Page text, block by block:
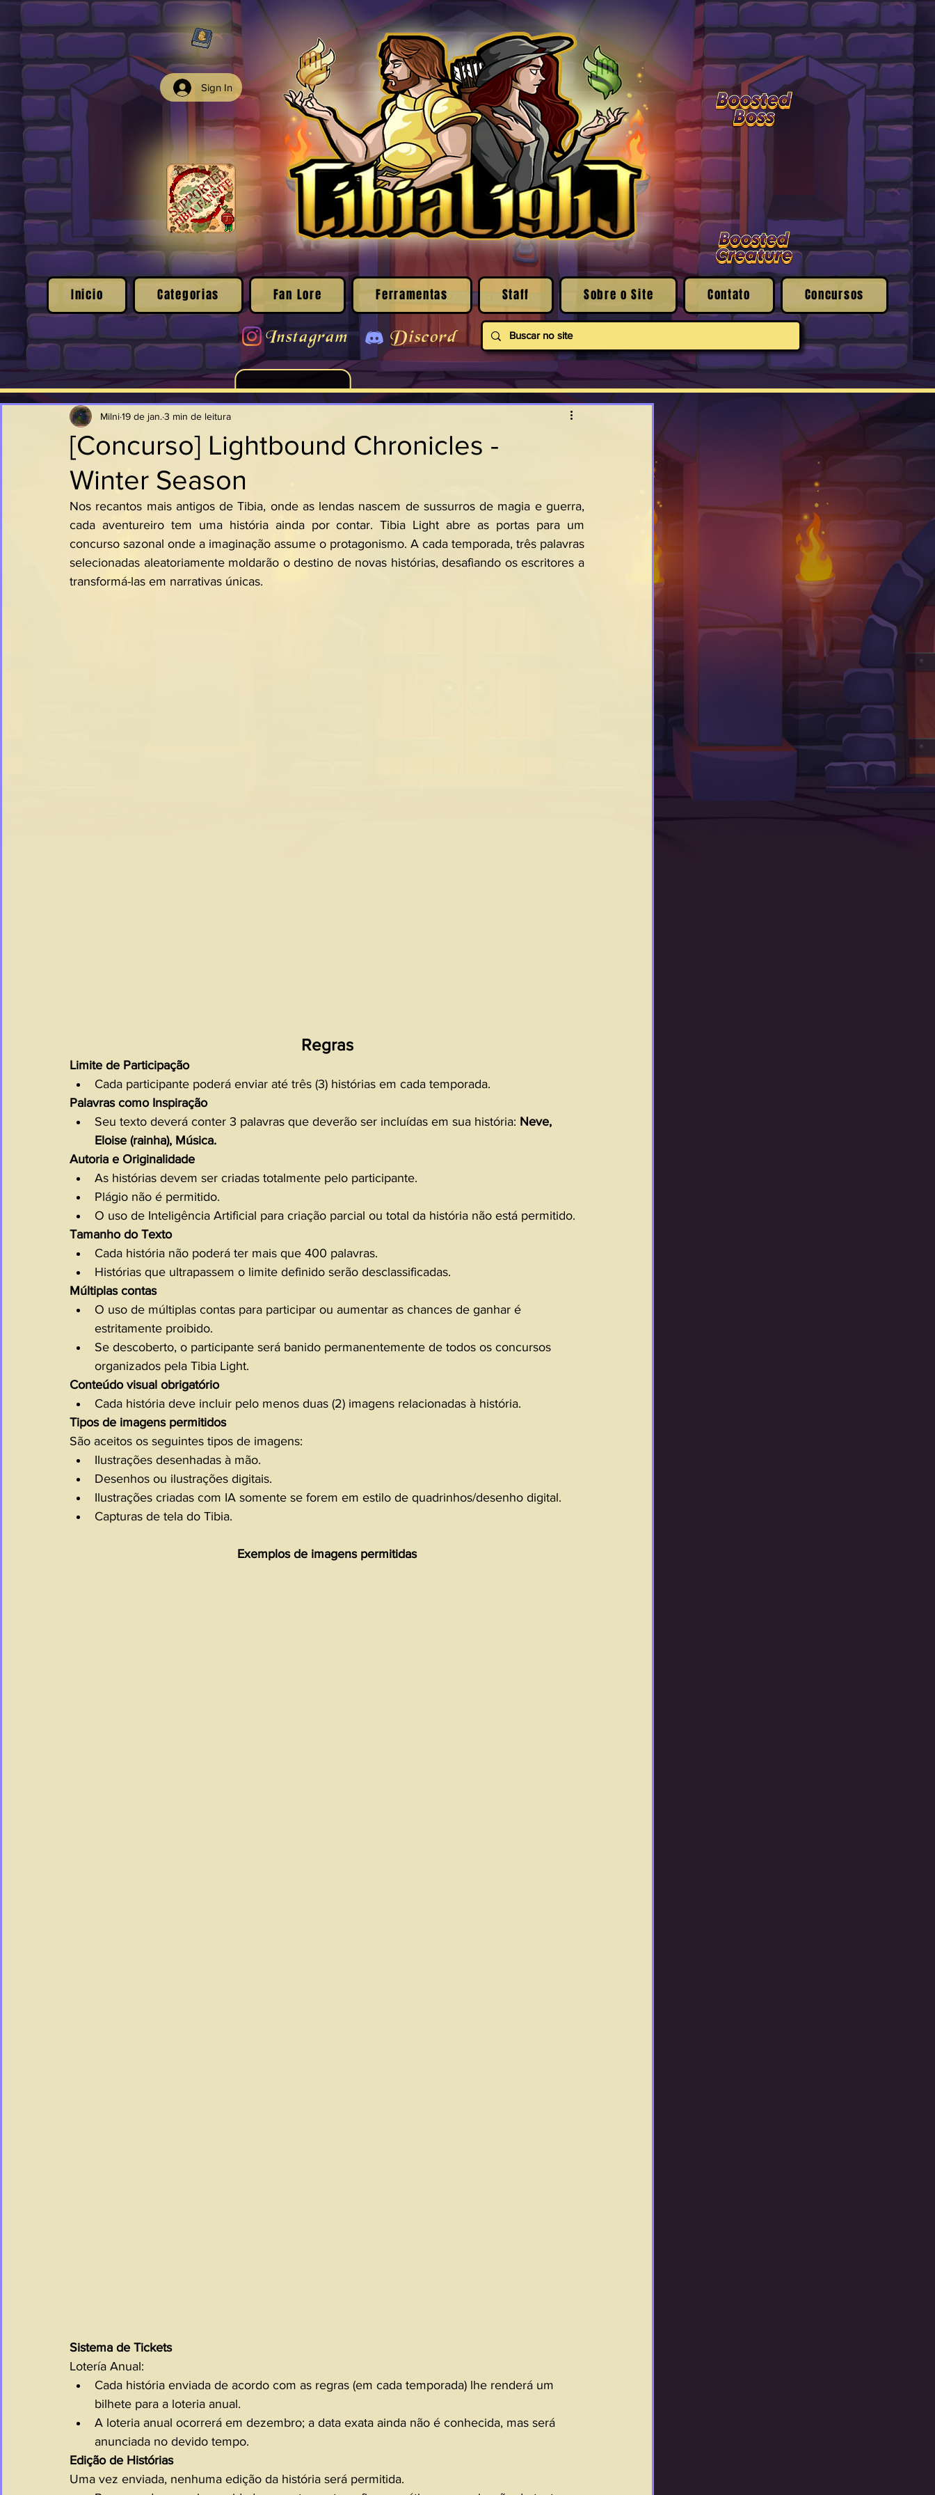
Sign In
Inicio Categorias Fan Lore Ferramentas Staff Sobre o Site Contato Concursos
Instagram Discord
[Concurso] Lightbound Chronicles -
Winter Season
Milni19 de jan. 3 min de leitura
Nos recantos mais antigos de Tibia, onde as lendas nascem de sussurros de magia e guerra,
cada aventureiro tem uma história ainda por contar. Tibia Light abre as portas para um
concurso sazonal onde a imaginação assume o protagonismo. A cada temporada, três palavras
selecionadas aleatoriamente moldarão o destino de novas histórias, desafiando os escritores a
transformá-las em narrativas únicas.
Regras
Limite de Participação
Cada participante poderá enviar até três (3) histórias em cada temporada.
Palavras como Inspiração
Seu texto deverá conter 3 palavras que deverão ser incluídas em sua história: Neve,
Eloise (rainha), Música.
Autoria e Originalidade
As histórias devem ser criadas totalmente pelo participante.
Plágio não é permitido.
O uso de Inteligência Artificial para criação parcial ou total da história não está permitido.
Tamanho do Texto
Cada história não poderá ter mais que 400 palavras.
Histórias que ultrapassem o limite definido serão desclassificadas.
Múltiplas contas
O uso de múltiplas contas para participar ou aumentar as chances de ganhar é
estritamente proibido.
Se descoberto, o participante será banido permanentemente de todos os concursos
organizados pela Tibia Light.
Conteúdo visual obrigatório
Cada história deve incluir pelo menos duas (2) imagens relacionadas à história.
Tipos de imagens permitidos
São aceitos os seguintes tipos de imagens:
Ilustrações desenhadas à mão.
Desenhos ou ilustrações digitais.
Ilustrações criadas com IA somente se forem em estilo de quadrinhos/desenho digital.
Capturas de tela do Tibia.
Exemplos de imagens permitidas
Sistema de Tickets
Lotería Anual:
Cada história enviada de acordo com as regras (em cada temporada) lhe renderá um
bilhete para a loteria anual.
A loteria anual ocorrerá em dezembro; a data exata ainda não é conhecida, mas será
anunciada no devido tempo.
Edição de Histórias
Uma vez enviada, nenhuma edição da história será permitida.